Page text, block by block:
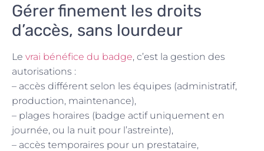
Gérer finement les droits
d’accès, sans lourdeur
Le vrai bénéfice du badge, c’est la gestion des
autorisations :
– accès différent selon les équipes (administratif,
production, maintenance),
– plages horaires (badge actif uniquement en
journée, ou la nuit pour l’astreinte),
– accès temporaires pour un prestataire,